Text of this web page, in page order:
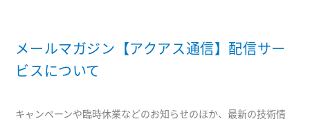
メールマガジン【アクアス通信】配信サー
ビスについて
キャンペーンや臨時休業などのお知らせのほか、最新の技術情